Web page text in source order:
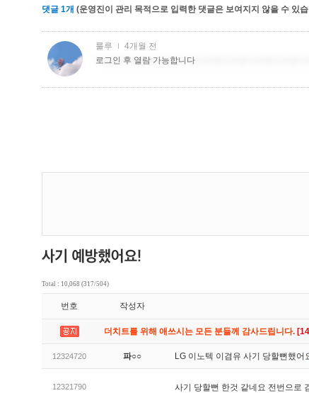
댓글 1개 (운영진이 관리 목적으로 입력한 댓글은 보여지지 않을 수 있
Total : 10,068 (317/504)
번호 작성자
더치트를 위해 애쓰시는 모든 분들께 감사드립니다.
12324720 파○○ LG 이노텍 이겸유 사기 당할뻔했어
12321790 사기 당할뻔 한것 같네요 전번으로